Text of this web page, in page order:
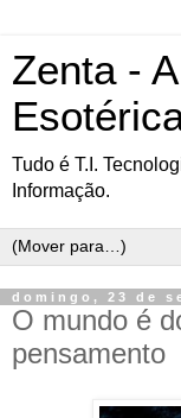
Zenta -
Tudo é T.I.
Informação.
domingo, 23 de
O mundo é
pensamento